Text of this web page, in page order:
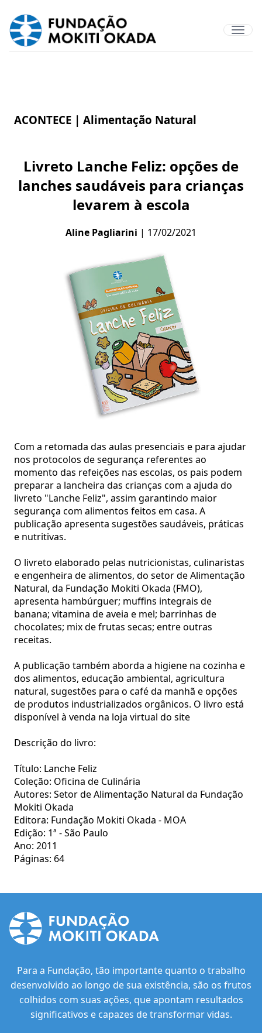
ACONTECE | Alimentação Natural
Livreto Lanche Feliz: opções de
lanches saudáveis para crianças
levarem à escola
Aline Pagliarini | 17/02/2021
Com a retomada das aulas presenciais e para ajudar
nos protocolos de segurança referentes ao
momento das refeições nas escolas, os pais podem
preparar a lancheira das crianças com a ajuda do
livreto "Lanche Feliz", assim garantindo maior
segurança com alimentos feitos em casa. A
publicação apresenta sugestões saudáveis, práticas
e nutritivas.
O livreto elaborado pelas nutricionistas, culinaristas
e engenheira de alimentos, do setor de Alimentação
Natural, da Fundação Mokiti Okada (FMO),
apresenta hambúrguer; muffins integrais de
banana; vitamina de aveia e mel; barrinhas de
chocolates; mix de frutas secas; entre outras
receitas.
A publicação também aborda a higiene na cozinha e
dos alimentos, educação ambiental, agricultura
natural, sugestões para o café da manhã e opções
de produtos industrializados orgânicos. O livro está
disponível à venda na loja virtual do site
Descrição do livro:
Título: Lanche Feliz
Coleção: Oficina de Culinária
Autores: Setor de Alimentação Natural da Fundação
Mokiti Okada
Editora: Fundação Mokiti Okada - MOA
Edição: 1ª - São Paulo
Ano: 2011
Páginas: 64
Para a Fundação, tão importante quanto o trabalho
desenvolvido ao longo de sua existência, são os frutos
colhidos com suas ações, que apontam resultados
significativos e capazes de transformar vidas.